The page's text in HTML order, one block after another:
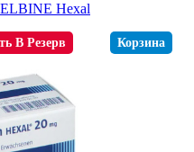
Hexal
В Резерв Корзина